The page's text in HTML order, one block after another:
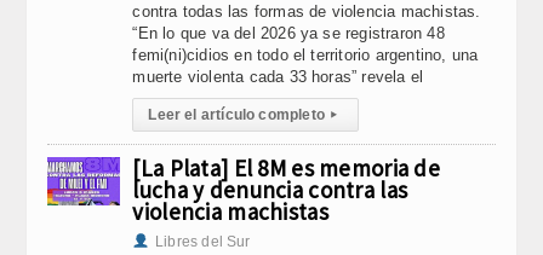
contra todas las formas de violencia machistas.
“En lo que va del 2026 ya se registraron 48
femi(ni)cidios en todo el territorio argentino, una
muerte violenta cada 33 horas” revela el
Leer el artículo completo ▸
[La Plata] El 8M es memoria de
lucha y denuncia contra las
violencia machistas
Libres del Sur